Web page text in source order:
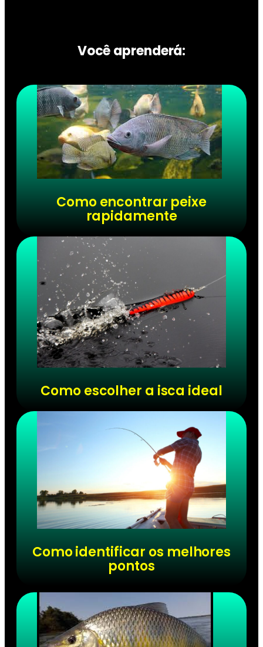
Você aprenderá:
Como encontrar peixe
rapidamente
Como escolher a isca ideal
Como identificar os melhores
pontos